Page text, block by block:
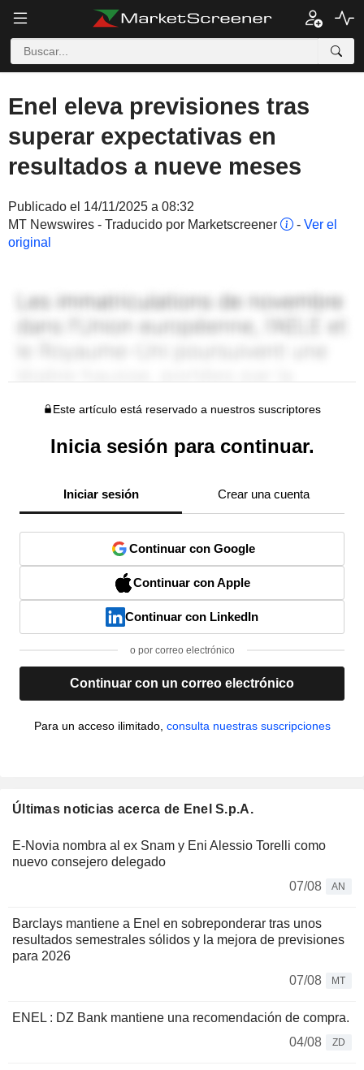
Enel eleva previsiones tras
superar expectativas en
resultados a nueve meses
Publicado el 14/11/2025 a 08:32
MT Newswires - Traducido por Marketscreener
- Ver el
original
Este artículo está reservado a nuestros suscriptores
Inicia sesión para continuar.
Iniciar sesión Crear una cuenta
Continuar con Google
Continuar con Apple
Continuar con LinkedIn
o por correo electrónico
Continuar con un correo electrónico
Para un acceso ilimitado, consulta nuestras suscripciones
Últimas noticias acerca de Enel S.p.A.
E-Novia nombra al ex Snam y Eni Alessio Torelli como
nuevo consejero delegado
07/08
AN
Barclays mantiene a Enel en sobreponderar tras unos
resultados semestrales sólidos y la mejora de previsiones
para 2026
07/08
MT
ENEL : DZ Bank mantiene una recomendación de compra.
04/08
ZD